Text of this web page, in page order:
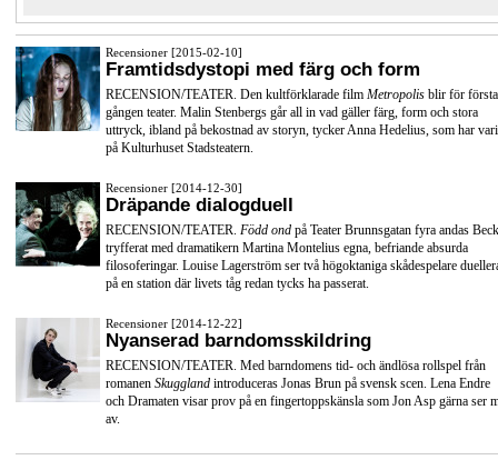
Recensioner [2015-02-10]
Framtidsdystopi med färg och form
RECENSION/TEATER. Den kultförklarade film Metropolis blir för första
gången teater. Malin Stenbergs går all in vad gäller färg, form och stora
uttryck, ibland på bekostnad av storyn, tycker Anna Hedelius, som har
på Kulturhuset Stadsteatern.
Recensioner [2014-12-30]
Dräpande dialogduell
RECENSION/TEATER. Född ond på Teater Brunnsgatan fyra andas
tryfferat med dramatikern Martina Montelius egna, befriande absurda
filosoferingar. Louise Lagerström ser två högoktaniga skådespelare
på en station där livets tåg redan tycks ha passerat.
Recensioner [2014-12-22]
Nyanserad barndomsskildring
RECENSION/TEATER. Med barndomens tid- och ändlösa rollspel från
romanen Skuggland introduceras Jonas Brun på svensk scen. Lena Endre
och Dramaten visar prov på en fingertoppskänsla som Jon Asp gärna ser
av.